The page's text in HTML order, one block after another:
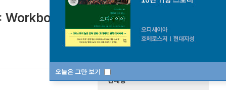
오늘은 그만 보기
[ Workbook, 2nd Edition ]
판매중